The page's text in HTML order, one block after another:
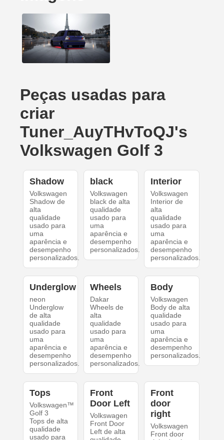
Peças usadas para
criar
Tuner_AuyTHvToQJ's
Volkswagen Golf 3
Shadow
Volkswagen
Shadow de
alta
qualidade
usado para
uma
aparência e
desempenho
personalizados.
black
Volkswagen
black de alta
qualidade
usado para
uma
aparência e
desempenho
personalizados.
Interior
Volkswagen
Interior de
alta
qualidade
usado para
uma
aparência e
desempenho
personalizados.
Underglow
neon
Underglow
de alta
qualidade
usado para
uma
aparência e
desempenho
personalizados.
Wheels
Dakar
Wheels de
alta
qualidade
usado para
uma
aparência e
desempenho
personalizados.
Body
Volkswagen
Body de alta
qualidade
usado para
uma
aparência e
desempenho
personalizados.
Tops
Volkswagen™
Golf 3
Tops de alta
qualidade
usado para
Front
Door Left
Volkswagen
Front Door
Left de alta
Front
door
right
Volkswagen
Front door